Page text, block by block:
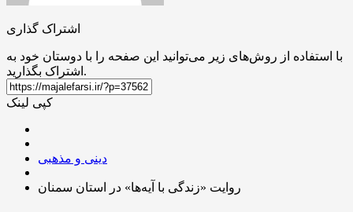
اشتراک گذاری
با استفاده از روش‌های زیر می‌توانید این صفحه را با دوستان خود به
اشتراک بگذارید.
کپی لینک
دینی و مذهبی
روایت «زندگی با آیه‌ها» در استان سمنان